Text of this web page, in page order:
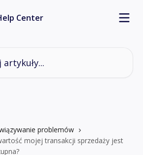
problemów
mojej transakcji sprzedaży jest